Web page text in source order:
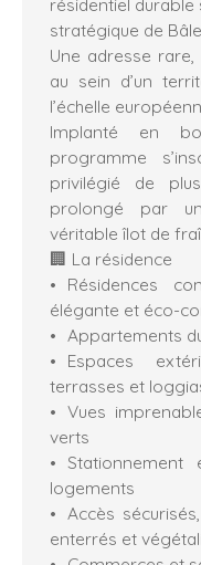
stratégique de
Une adresse
au sein d’un
l’échelle
Implanté en
programme
privilégié de
prolongé par
véritable îlot de
🏢 La résidence
Résidences
élégante et éco-
Appartements
Espaces
terrasses et
Vues
verts
logements
Accès
enterrés et